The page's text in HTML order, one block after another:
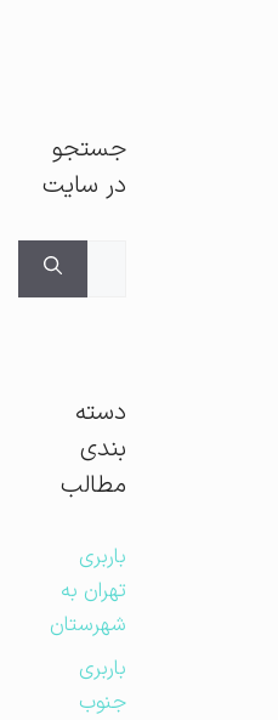
جستجو
در سایت
دسته
بندی
مطالب
باربری
تهران به
شهرستان
باربری
جنوب